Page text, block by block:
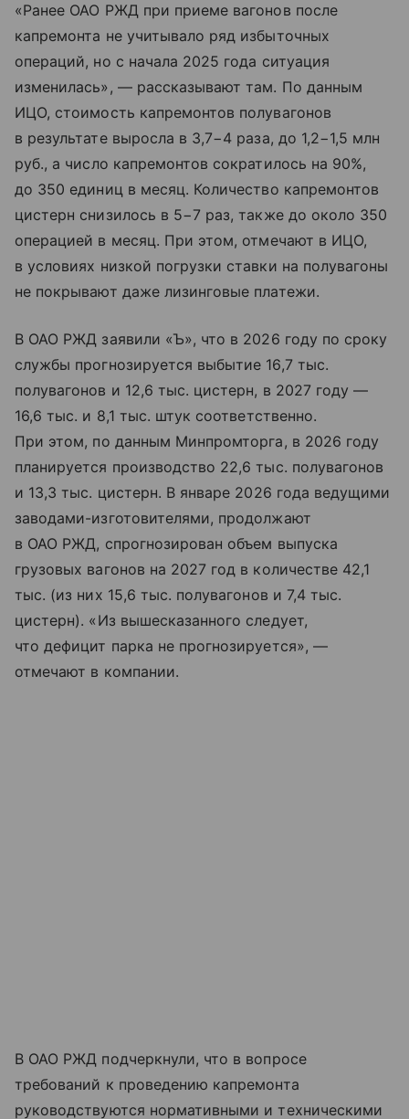
«Ранее ОАО РЖД при приеме вагонов после
капремонта не учитывало ряд избыточных
операций, но с начала 2025 года ситуация
изменилась», — рассказывают там. По данным
ИЦО, стоимость капремонтов полувагонов
в результате выросла в 3,7−4 раза, до 1,2−1,5 млн
руб., а число капремонтов сократилось на 90%,
до 350 единиц в месяц. Количество капремонтов
цистерн снизилось в 5−7 раз, также до около 350
операцией в месяц. При этом, отмечают в ИЦО,
в условиях низкой погрузки ставки на полувагоны
не покрывают даже лизинговые платежи.
В ОАО РЖД заявили «Ъ», что в 2026 году по сроку
службы прогнозируется выбытие 16,7 тыс.
полувагонов и 12,6 тыс. цистерн, в 2027 году —
16,6 тыс. и 8,1 тыс. штук соответственно.
При этом, по данным Минпромторга, в 2026 году
планируется производство 22,6 тыс. полувагонов
и 13,3 тыс. цистерн. В январе 2026 года ведущими
заводами-изготовителями, продолжают
в ОАО РЖД, спрогнозирован объем выпуска
грузовых вагонов на 2027 год в количестве 42,1
тыс. (из них 15,6 тыс. полувагонов и 7,4 тыс.
цистерн). «Из вышесказанного следует,
что дефицит парка не прогнозируется», —
отмечают в компании.
В ОАО РЖД подчеркнули, что в вопросе
требований к проведению капремонта
руководствуются нормативными и техническими